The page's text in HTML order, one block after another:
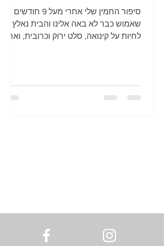
סיפור החמין שלי אחרי מעל 9 חודשים
שאמוש כבר לא באה אלינו והבית נאלץ
לחיות על קינואה, סלט ירוק וכרובית, ואחרי